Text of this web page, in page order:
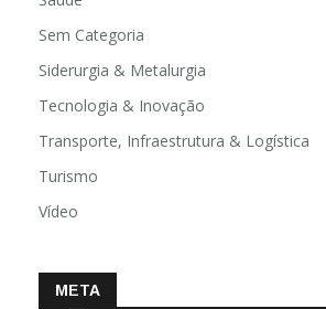
Sem Categoria
Siderurgia & Metalurgia
Tecnologia & Inovação
Transporte, Infraestrutura & Logística
Turismo
Vídeo
META